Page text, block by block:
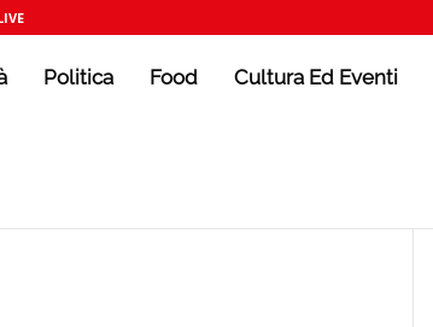
Politica Food Cultura Ed Eventi